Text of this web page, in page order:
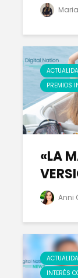
PREMIOS
«LA
Anni
INTERÉS